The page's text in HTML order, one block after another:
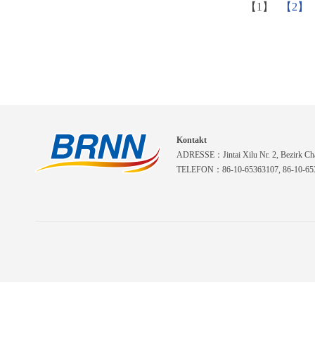
【1】 【2】
Kontakt
ADRESSE：Jintai Xilu Nr. 2, Bezirk
TELEFON：86-10-65363107, 86-10-